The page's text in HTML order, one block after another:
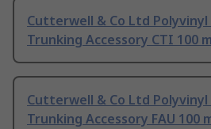
Cutterwell & Co Ltd Polyvinyl
Trunking Accessory CTI 100
Cutterwell & Co Ltd Polyvinyl
Trunking Accessory FAU 100